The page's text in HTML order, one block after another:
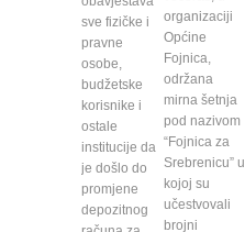
sve fizičke i
pravne
osobe,
budžetske
korisnike i
ostale
institucije da
je došlo do
promjene
depozitnog
organizaciji
Općine
Fojnica,
održana
mirna šetnja
pod nazivom
“Fojnica za
Srebrenicu” u
kojoj su
učestvovali
brojni